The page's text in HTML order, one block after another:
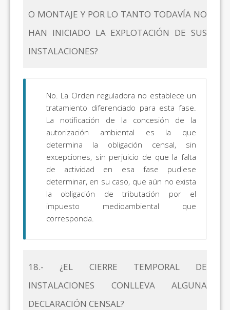
O MONTAJE Y POR LO TANTO TODAVÍA NO
HAN INICIADO LA EXPLOTACIÓN DE SUS
INSTALACIONES?
No. La Orden reguladora no establece un
tratamiento diferenciado para esta fase.
La notificación de la concesión de la
autorización ambiental es la que
determina la obligación censal, sin
excepciones, sin perjuicio de que la falta
de actividad en esa fase pudiese
determinar, en su caso, que aún no exista
la obligación de tributación por el
impuesto medioambiental que
corresponda.
18.- ¿EL CIERRE TEMPORAL DE
INSTALACIONES CONLLEVA ALGUNA
DECLARACIÓN CENSAL?